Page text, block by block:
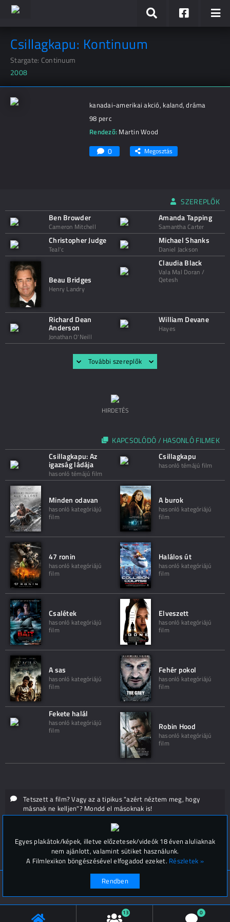
Csillagkapu: Kontinuum
Stargate: Continuum
2008
kanadai-amerikai akció, kaland, dráma
98 perc
Rendező: Martin Wood
0 Megosztás
SZEREPLŐK
Ben Browder
Cameron Mitchell
Amanda Tapping
Samantha Carter
Christopher Judge
Teal'c
Michael Shanks
Daniel Jackson
Beau Bridges
Henry Landry
Claudia Black
Vala Mal Doran /
Qetesh
Richard Dean
Anderson
Jonathan O'Neill
William Devane
Hayes
További szereplők
HIRDETÉS
KAPCSOLÓDÓ / HASONLÓ FILMEK
Csillagkapu: Az
igazság ládája
hasonló témájú film
Csillagkapu
hasonló témájú film
Minden odavan
hasonló kategóriájú
film
A burok
hasonló kategóriájú
film
47 ronin
hasonló kategóriájú
film
Halálos út
hasonló kategóriájú
film
Csalétek
hasonló kategóriájú
film
Elveszett
hasonló kategóriájú
film
A sas
hasonló kategóriájú
film
Fehér pokol
hasonló kategóriájú
film
Fekete halál
hasonló kategóriájú
film Robin Hood
hasonló kategóriájú
film
Tetszett a film? Vagy az a tipikus "azért néztem meg, hogy
másnak ne kelljen"? Mondd el másoknak is!
Hozzászólások (
13 0
© Filmlexikon 2019-2026
Kapcsolat, impresszum
Egyes plakátok/képek, illetve előzetesek/videók 18 éven aluliaknak
nem ajánlott, valamint sütiket használunk.
A Filmlexikon böngészésével elfogadod ezeket. Részletek »
Rendben